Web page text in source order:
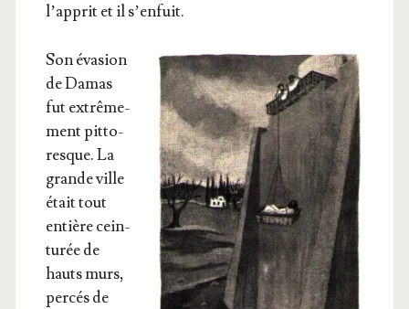
l’ap­prit et il s’enfuit.
Son éva­sion
de Damas
fut extrê­me­
ment pit­to­
resque. La
grande ville
était tout
entière cein­
tu­rée de
hauts murs,
per­cés de